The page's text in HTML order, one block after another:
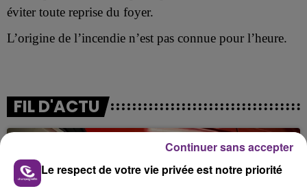
éviter toute reprise du foyer.
L’origine de l’incendie n’est pas connue pour l’heure.
FIL D'ACTU
Le respect de votre vie privée est notre priorité
Continuer sans accepter